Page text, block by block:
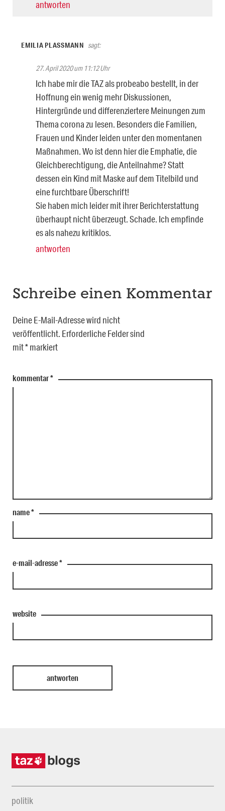
antworten
EMILIA PLASSMANN sagt:
27. April 2020 um 11:12 Uhr
Ich habe mir die TAZ als probeabo bestellt, in der
Hoffnung ein wenig mehr Diskussionen,
Hintergründe und differenziertere Meinungen zum
Thema corona zu lesen. Besonders die Familien,
Frauen und Kinder leiden unter den momentanen
Maßnahmen. Wo ist denn hier die Emphatie, die
Gleichberechtigung, die Anteilnahme? Statt
dessen ein Kind mit Maske auf dem Titelbild und
eine furchtbare Überschrift!
Sie haben mich leider mit ihrer Berichterstattung
überhaupt nicht überzeugt. Schade. Ich empfinde
es als nahezu kritiklos.
antworten
Schreibe einen Kommentar
Deine E-Mail-Adresse wird nicht
veröffentlicht. Erforderliche Felder sind
mit*markiert
kommentar*
name*
e-mail-adresse*
website
politik